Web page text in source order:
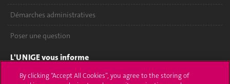
Démarches administratives
Poser une question
L'UNIGE vous informe
UNIGE Mobile
By clicking “Accept All Cookies”, you agree to the storing of